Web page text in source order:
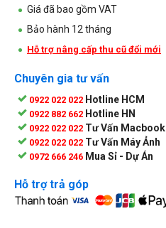
Giá đã bao gồm VAT
Bảo hành 12 tháng
Hỗ trợ nâng cấp thu cũ đổi mới
Chuyên gia tư vấn
0922 022 022 Hotline HCM
0922 882 662 Hotline HN
0922 022 022 Tư Vấn Macbook
0922 022 022 Tư Vấn Máy Ảnh
0972 666 246 Mua Sỉ - Dự Án
Hỗ trợ trả góp